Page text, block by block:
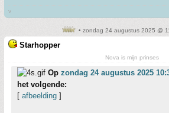
v
• zondag 24 augustus 2025 @
Starhopper
Nova is mijn prinses
Op zondag 24 augustus 2025
het volgende:
[ afbeelding ]